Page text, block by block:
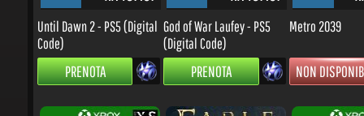
Until Dawn 2 - PS5 (Digital
Code)
PRENOTA
God of War Laufey - PS5
(Digital Code)
PRENOTA
Metro 2039
NON